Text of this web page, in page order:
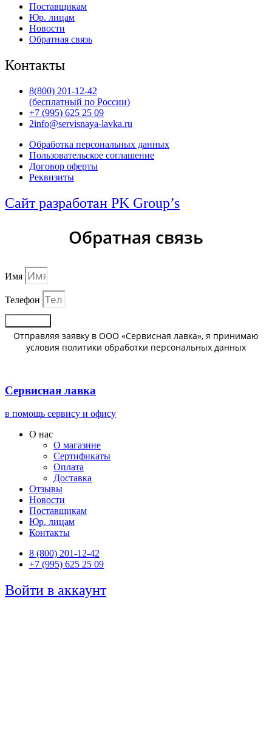
Поставщикам
Юр. лицам
Новости
Обратная связь
Контакты
8(800) 201-12-42
(бесплатный по России)
+7 (995) 625 25 09
2info@servisnaya-lavka.ru
Обработка персональных данных
Пользовательское соглашение
Договор оферты
Реквизиты
Сайт разработан PK Group’s
Обратная связь
Имя
Телефон
Отправляя заявку в ООО «Сервисная лавка», я принимаю
условия политики обработки персональных данных
Сервисная лавка
в помощь сервису и офису
О нас
О магазине
Сертификаты
Оплата
Доставка
Отзывы
Новости
Поставщикам
Юр. лицам
Контакты
8 (800) 201-12-42
+7 (995) 625 25 09
Войти в аккаунт